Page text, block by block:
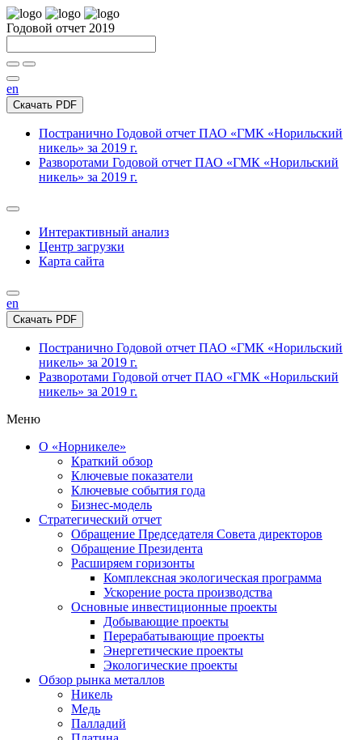
Годовой отчет 2019
en
Скачать PDF
Постранично Годовой отчет ПАО «ГМК «Норильский
никель» за 2019 г.
Разворотами Годовой отчет ПАО «ГМК «Норильский
никель» за 2019 г.
Интерактивный анализ
Центр загрузки
Карта сайта
en
Скачать PDF
Постранично Годовой отчет ПАО «ГМК «Норильский
никель» за 2019 г.
Разворотами Годовой отчет ПАО «ГМК «Норильский
никель» за 2019 г.
Меню
О «Норникеле»
Краткий обзор
Ключевые показатели
Ключевые события года
Бизнес-модель
Стратегический отчет
Обращение Председателя Совета директоров
Обращение Президента
Расширяем горизонты
Комплексная экологическая программа
Ускорение роста производства
Основные инвестиционные проекты
Добывающие проекты
Перерабатывающие проекты
Энергетические проекты
Экологические проекты
Обзор рынка металлов
Никель
Медь
Палладий